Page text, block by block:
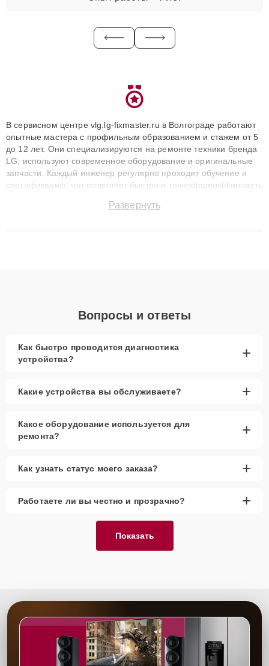
В сервисном центре vlg.lg-fixmaster.ru в Волгограде работают
опытные мастера с профильным образованием и стажем от 5
до 12 лет. Они специализируются на ремонте техники бренда
LG, используют современное оборудование и оригинальные
запчасти. Каждый инженер регулярно проходит обучение и
сертификацию, что позволяет быстро и точноdiagnostikировать
до 3 лет. Наши мастера решают сложные случаи: от замены
Развернуть
Вопросы и ответы
Как быстро проводится диагностика
устройства?
+
Какие устройства вы обслуживаете? +
Какое оборудование используется для
ремонта?
+
Как узнать статус моего заказа? +
Работаете ли вы честно и прозрачно? +
Показать